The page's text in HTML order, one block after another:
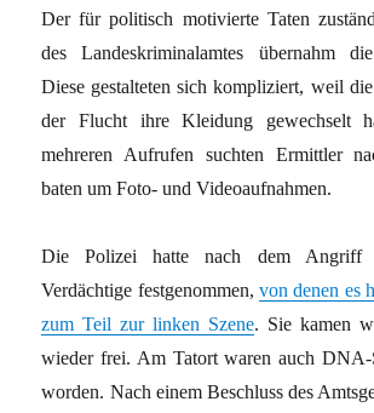
Der für politisch motivierte Taten
des Landeskriminalamtes übernahm
Diese gestalteten sich kompliziert, weil
der Flucht ihre Kleidung gewechselt
mehreren Aufrufen suchten Ermittler
baten um Foto- und Videoaufnahmen.
Die Polizei hatte nach dem Angriff
Verdächtige festgenommen,von denen es
zum Teil zur linken Szene. Sie kamen
wieder frei. Am Tatort waren auch DNA-
worden. Nach einem Beschluss des